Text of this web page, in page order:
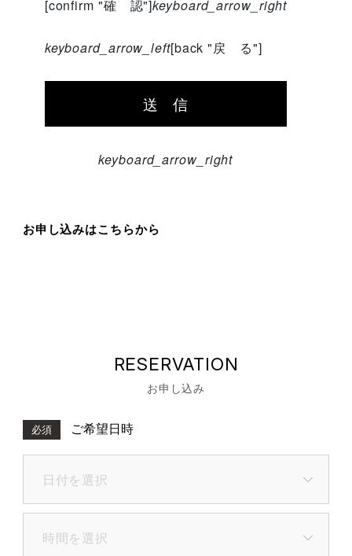
[confirm "確 認"]keyboard_arrow_right
keyboard_arrow_left[back "戻 る"]
keyboard_arrow_right
お申し込みはこちらから
RESERVATION
お申し込み
必須 ご希望日時